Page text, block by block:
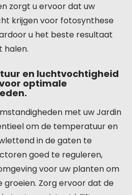
zorgt u ervoor dat uw
krijgen voor fotosynthese
u het beste resultaat
halen.
en luchtvochtigheid
optimale
met uw Jardin
om de temperatuur en
in de gaten te
goed te reguleren,
voor uw planten om
Zorg ervoor dat de